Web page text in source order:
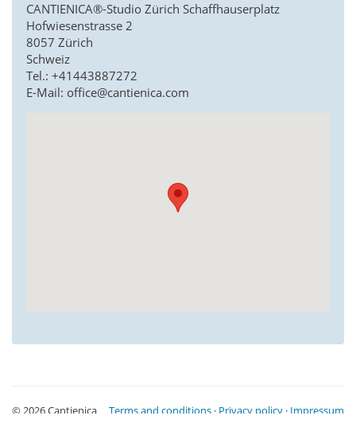
CANTIENICA®-Studio Zürich Schaffhauserplatz
Hofwiesenstrasse 2
8057 Zürich
Schweiz
Tel.: +41443887272
E-Mail: office@cantienica.com
© 2026 Cantienica Terms and conditions · Privacy policy · Impressum